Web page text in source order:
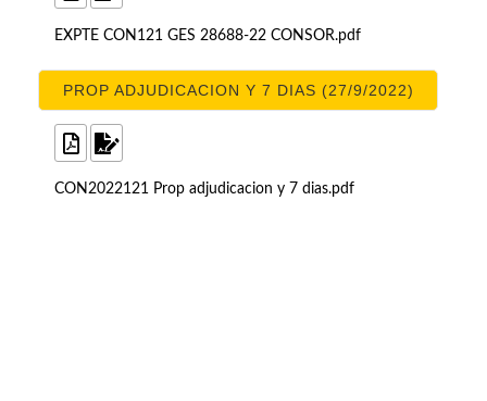
EXPTE CON121 GES 28688-22 CONSOR.pdf
PROP ADJUDICACION Y 7 DIAS (27/9/2022)
CON2022121 Prop adjudicacion y 7 dias.pdf